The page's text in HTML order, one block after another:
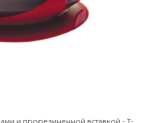
и прорезиненной вставкой - T-